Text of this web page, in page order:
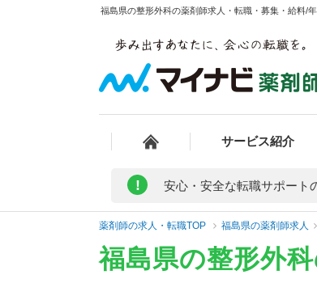
福島県の整形外科の薬剤師求人・転職・募集・給料/
サービス紹介
! 安心・安全な転職サポート
薬剤師の求人・転職TOP 福島県の薬剤師求人
福島県の整形外